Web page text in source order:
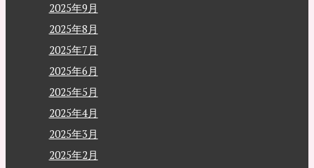
2025年9月
2025年8月
2025年7月
2025年6月
2025年5月
2025年4月
2025年3月
2025年2月